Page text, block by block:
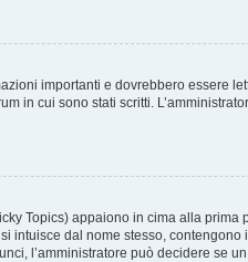
importanti e dovrebbero essere
in cui sono stati scritti.
Topics) appaiono in cima alla prima
intuisce dal nome stesso,
l’amministratore può decidere se